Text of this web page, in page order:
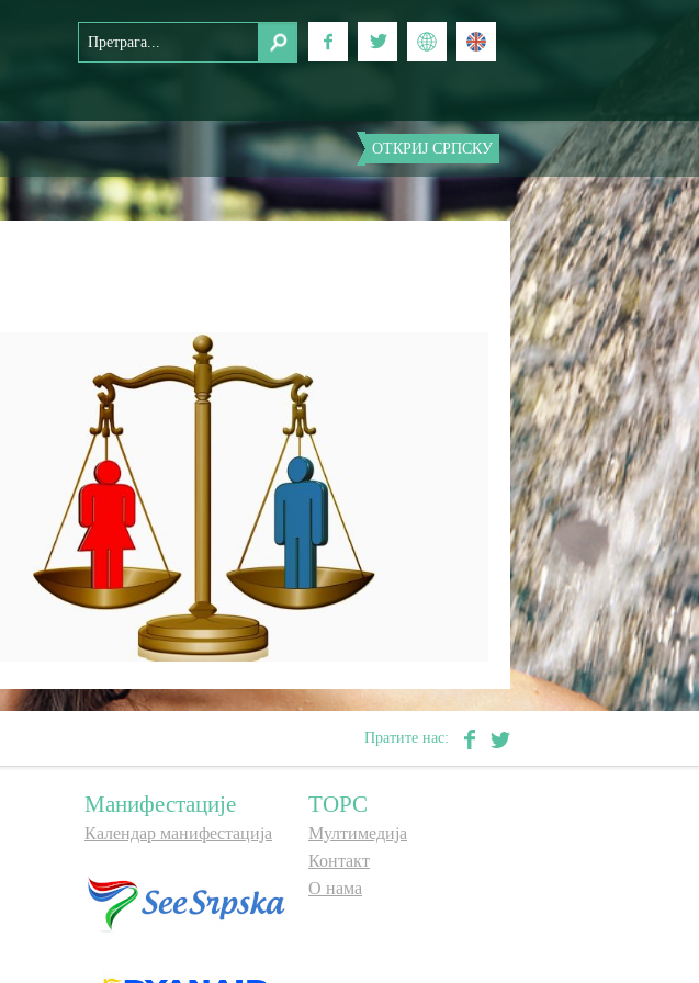
ОТКРИЈ СРПСКУ
Пратите нас:
Манифестације
Календар манифестација
ТОРС
Мултимедија
Контакт
О нама